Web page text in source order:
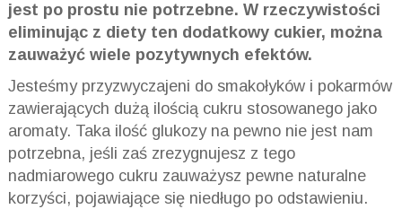
jest po prostu nie potrzebne. W rzeczywistości
eliminując z diety ten dodatkowy cukier, można
zauważyć wiele pozytywnych efektów.
Jesteśmy przyzwyczajeni do smakołyków i pokarmów
zawierających dużą ilością cukru stosowanego jako
aromaty. Taka ilość glukozy na pewno nie jest nam
potrzebna, jeśli zaś zrezygnujesz z tego
nadmiarowego cukru zauważysz pewne naturalne
korzyści, pojawiające się niedługo po odstawieniu.